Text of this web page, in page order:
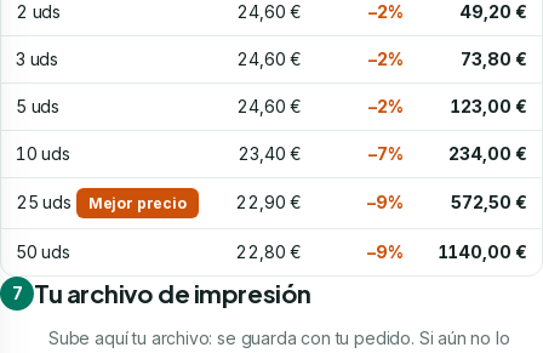
2 uds 24,60 € −2% 49,20 €
3 uds 24,60 € −2% 73,80 €
5 uds 24,60 € −2% 123,00 €
10 uds 23,40 € −7% 234,00 €
25 uds Mejor precio 22,90 € −9% 572,50 €
50 uds 22,80 € −9%
1140,00 €
7
Tu archivo de impresión
Sube aquí tu archivo: se guarda con tu pedido. Si aún no lo